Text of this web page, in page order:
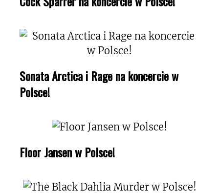
Sonata Arctica i Rage na koncercie w
Polsce!
Floor Jansen w Polsce!